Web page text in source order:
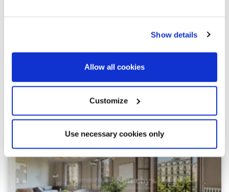
Show details
Allow all cookies
Customize
Use necessary cookies only
Ontdek andere vergelijkbare
eigendommen